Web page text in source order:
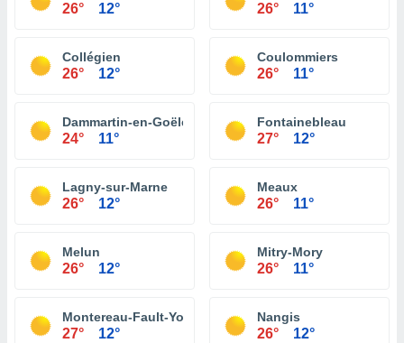
26° 12° 26° 11°
Collégien
26° 12°
Coulommiers
26° 11°
Dammartin-en-Goële
24° 11°
Fontainebleau
27° 12°
Lagny-sur-Marne
26° 12°
Meaux
26° 11°
Melun
26° 12°
Mitry-Mory
26° 11°
Montereau-Fault-Yonne
27° 12°
Nangis
26° 12°